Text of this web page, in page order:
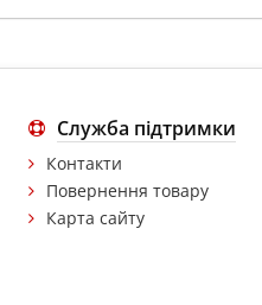
Служба підтримки
Контакти
Повернення товару
Карта сайту